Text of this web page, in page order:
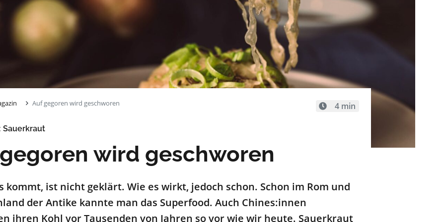
Auf gegoren wird geschworen 4 min
Sauerkraut
wird geschworen
kommt, ist nicht geklärt. Wie es wirkt, jedoch schon. Schon im Rom und
der Antike kannte man das Superfood. Auch Chines:innen
ihren Kohl vor Tausenden von Jahren so vor wie wir heute. Sauerkraut